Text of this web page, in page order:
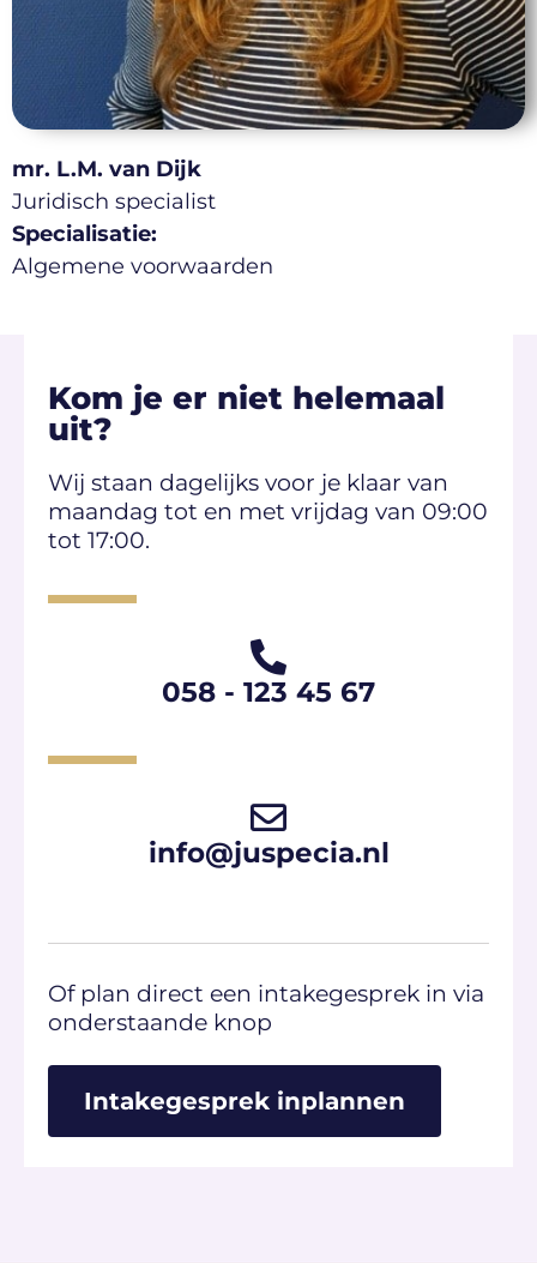
mr. L.M. van Dijk
Juridisch specialist
Specialisatie:
Algemene voorwaarden
Kom je er niet helemaal
uit?
Wij staan dagelijks voor je klaar van
maandag tot en met vrijdag van 09:00
tot 17:00.
058 - 123 45 67​
info@juspecia.nl
Of plan direct een intakegesprek in via
onderstaande knop​
Intakegesprek inplannen